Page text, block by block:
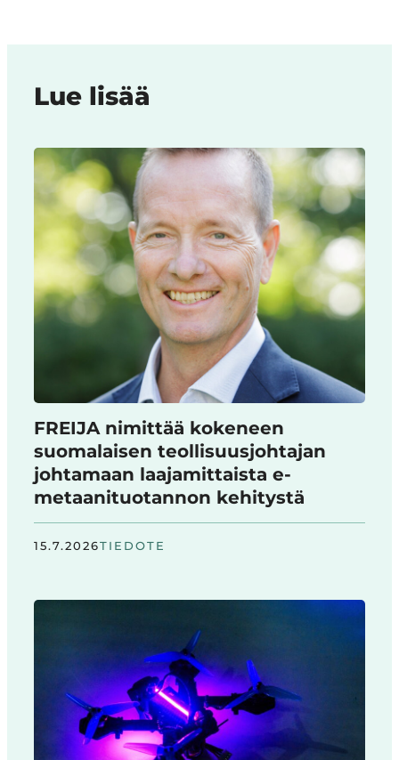
Lue lisää
FREIJA nimittää kokeneen
suomalaisen teollisuusjohtajan
johtamaan laajamittaista e-
metaanituotannon kehitystä
15.7.2026TIEDOTE